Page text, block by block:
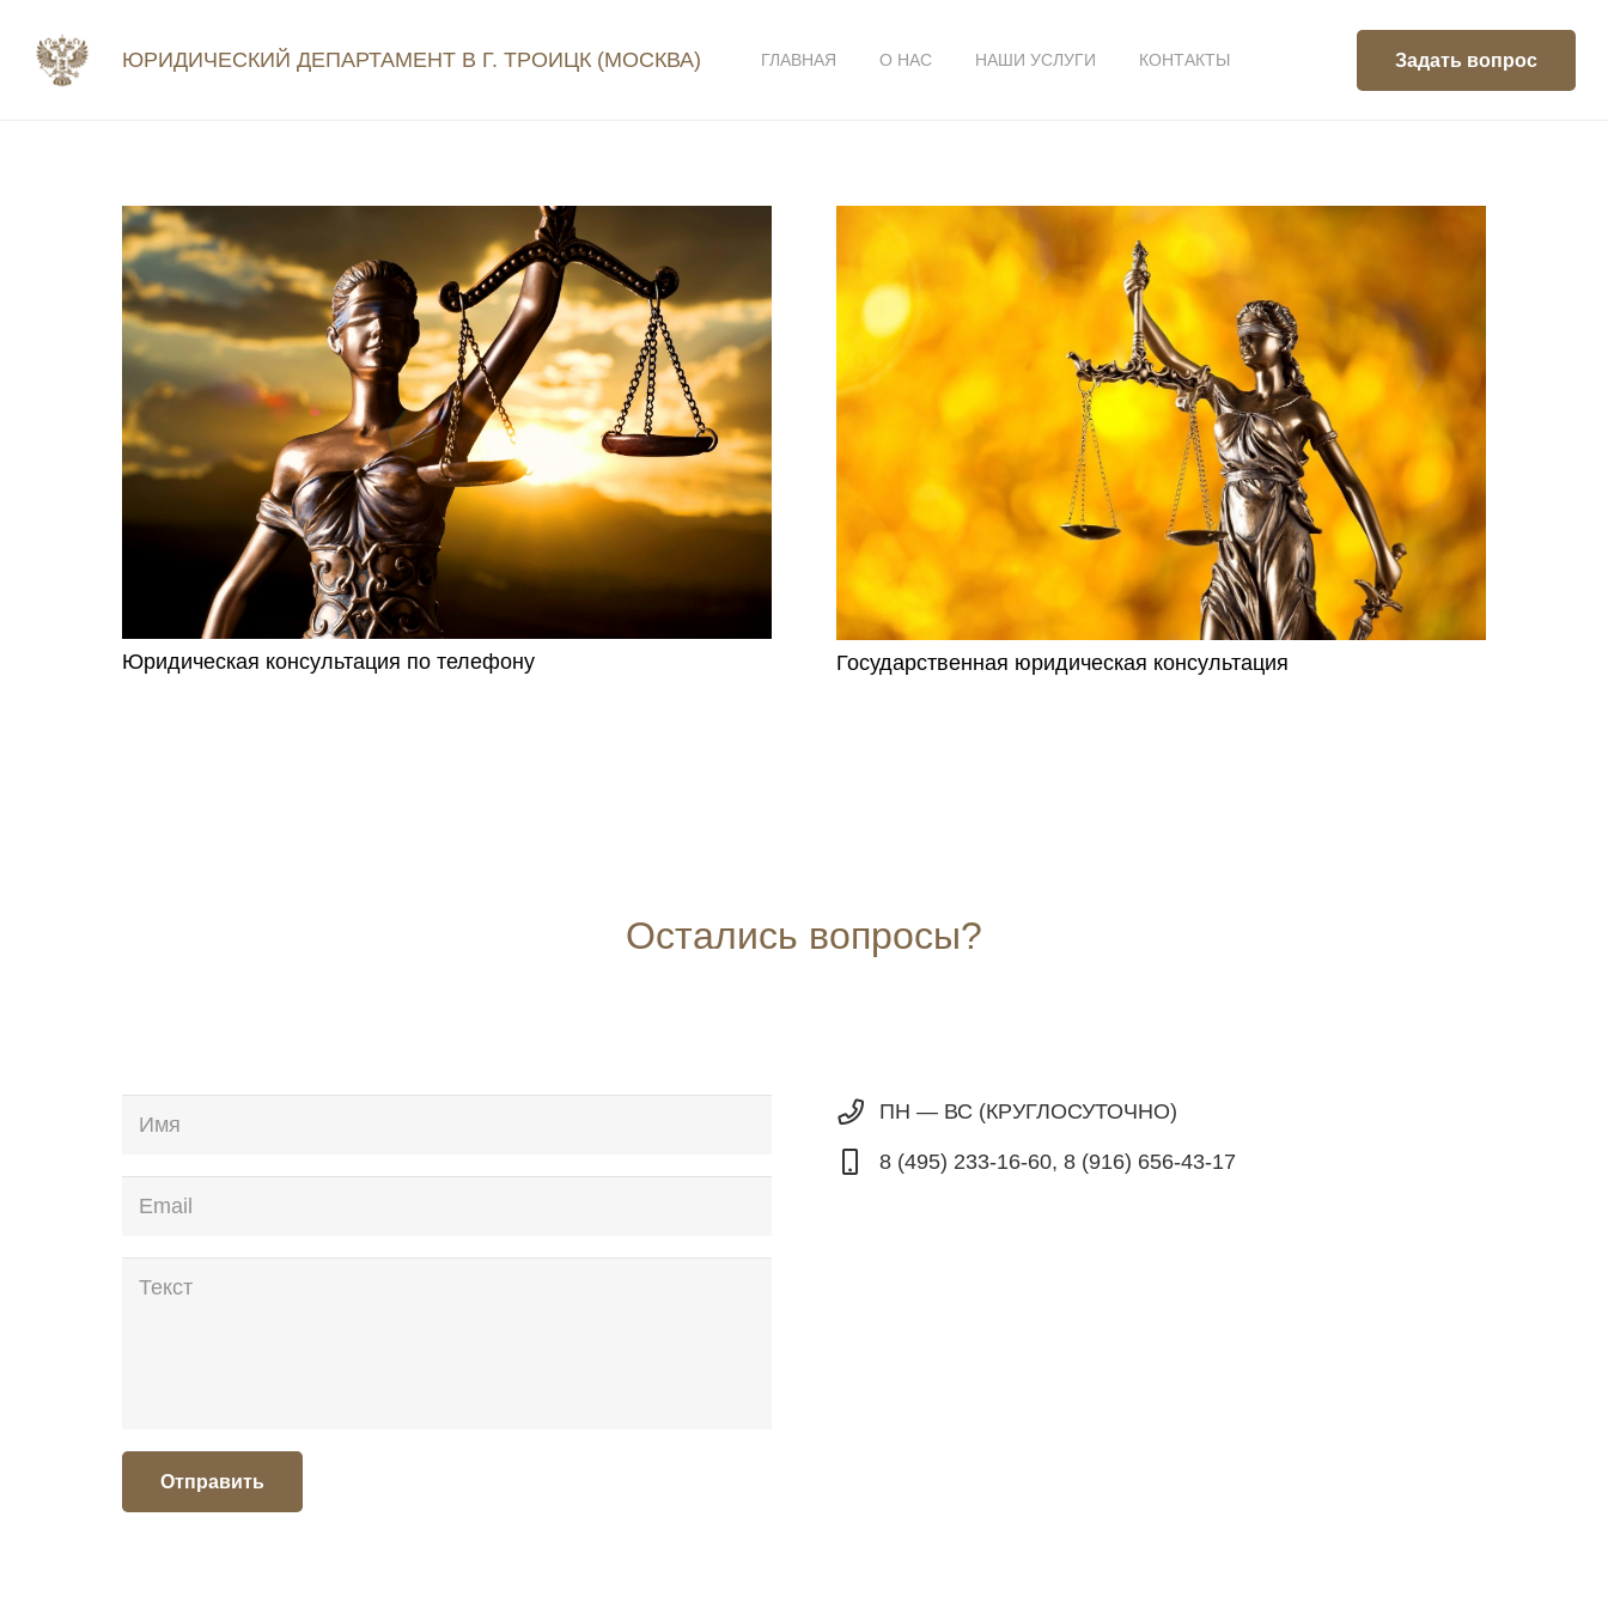
ЮРИДИЧЕСКИЙ ДЕПАРТАМЕНТ В Г. ТРОИЦК (МОСКВА) ГЛАВНАЯ О НАС НАШИ УСЛУГИ КОНТАКТЫ Задать вопрос
Юридическая консультация по телефону Государственная юридическая консультация
Остались вопросы?
Отправить
ПН — ВС (КРУГЛОСУТОЧНО)
8 (495) 233-16-60, 8 (916) 656-43-17